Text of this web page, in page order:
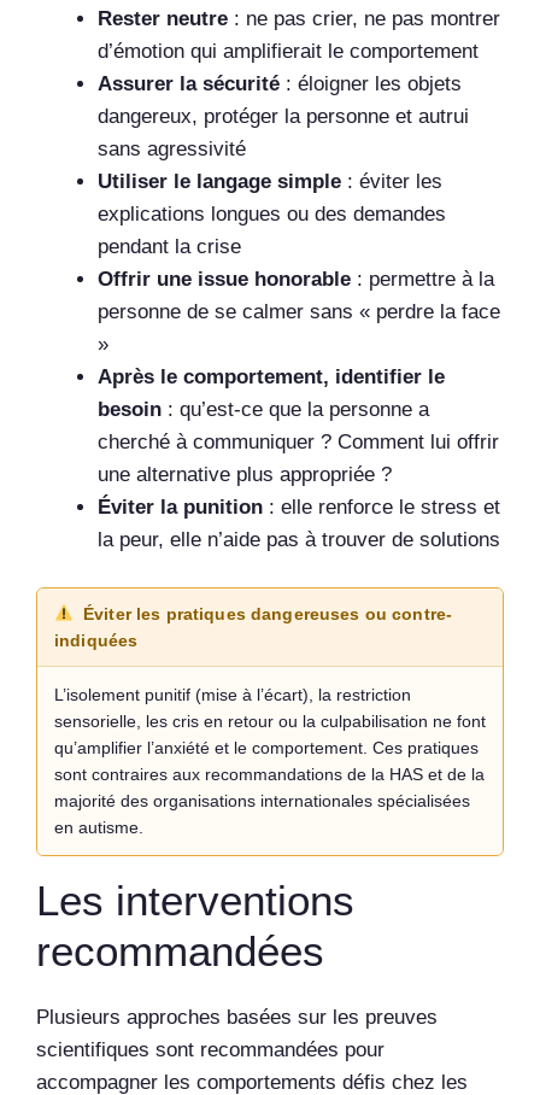
Rester neutre : ne pas crier, ne pas montrer
d’émotion qui amplifierait le comportement
Assurer la sécurité : éloigner les objets
dangereux, protéger la personne et autrui
sans agressivité
Utiliser le langage simple : éviter les
explications longues ou des demandes
pendant la crise
Offrir une issue honorable : permettre à la
personne de se calmer sans « perdre la face
»
Après le comportement, identifier le
besoin : qu’est-ce que la personne a
cherché à communiquer ? Comment lui offrir
une alternative plus appropriée ?
Éviter la punition : elle renforce le stress et
la peur, elle n’aide pas à trouver de solutions
Éviter les pratiques dangereuses ou contre-
indiquées
L’isolement punitif (mise à l’écart), la restriction
sensorielle, les cris en retour ou la culpabilisation ne font
qu’amplifier l’anxiété et le comportement. Ces pratiques
sont contraires aux recommandations de la HAS et de la
majorité des organisations internationales spécialisées
en autisme.
Les interventions
recommandées
Plusieurs approches basées sur les preuves
scientifiques sont recommandées pour
accompagner les comportements défis chez les